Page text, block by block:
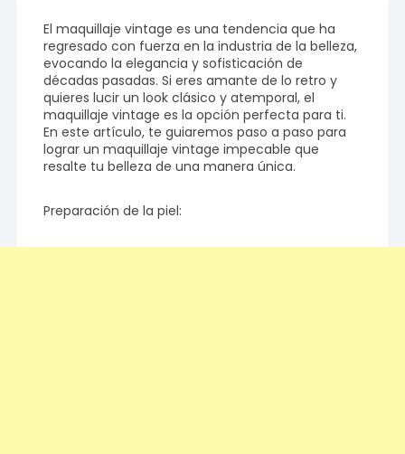
El maquillaje vintage es una tendencia que ha
regresado con fuerza en la industria de la belleza,
evocando la elegancia y sofisticación de
décadas pasadas. Si eres amante de lo retro y
quieres lucir un look clásico y atemporal, el
maquillaje vintage es la opción perfecta para ti.
En este artículo, te guiaremos paso a paso para
lograr un maquillaje vintage impecable que
resalte tu belleza de una manera única.
Preparación de la piel: